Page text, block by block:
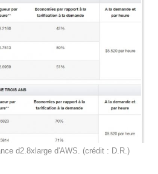
d2.8xlarge d'AWS. (crédit : D.R.)